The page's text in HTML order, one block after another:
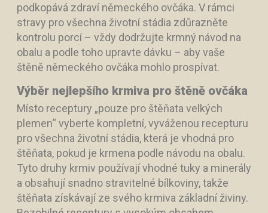
podkopává zdraví německého ovčáka. V rámci
stravy pro všechna životní stádia zdůrazněte
kontrolu porcí – vždy dodržujte krmný návod na
obalu a podle toho upravte dávku – aby vaše
štěně německého ovčáka mohlo prospívat.
Výběr nejlepšího krmiva pro štěně ovčáka
Místo receptury „pouze pro štěňata velkých
plemen“ vyberte kompletní, vyváženou recepturu
pro všechna životní stádia, která je vhodná pro
štěňata, pokud je krmena podle návodu na obalu.
Tyto druhy krmiv používají vhodné tuky a minerály
a obsahují snadno stravitelné bílkoviny, takže
štěňata získávají ze svého krmiva základní živiny.